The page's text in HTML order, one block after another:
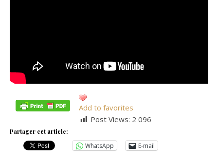
Add to favorites
Post Views: 2 096
Partager cet article:
WhatsApp E-mail